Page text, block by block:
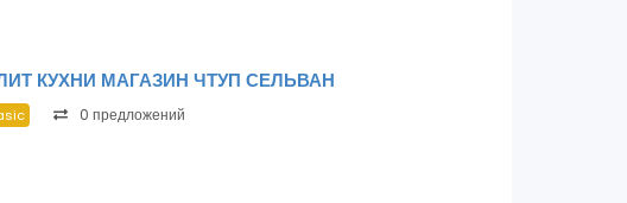
КУХНИ МАГАЗИН ЧТУП СЕЛЬВАН
0 предложений